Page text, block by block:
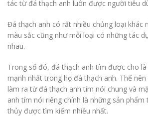
tác từ đá thạch anh luôn được người tiêu
Đá thạch anh có rất nhiều chủng loại khác
màu sắc cũng như mỗi loại có những tác
nhau.
Trong số đó, đá thạch anh tím được cho
mạnh nhất trong họ đá thạch anh. Thế
làm ra từ đá thạch anh tím nói chung và
anh tím nói riêng chính là những sản
thủy được tìm kiếm nhiều nhất.